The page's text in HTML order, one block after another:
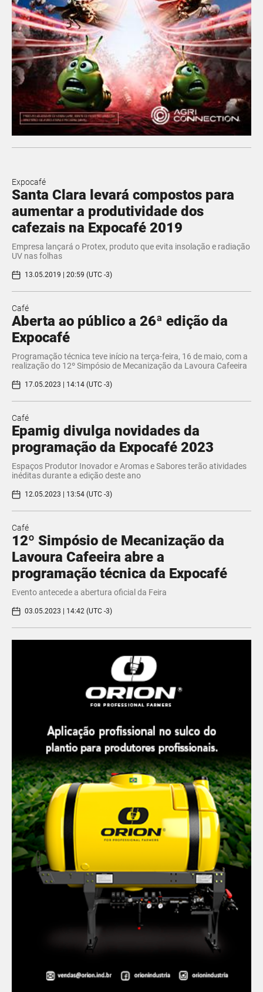
Expocafé
Santa Clara levará compostos para
aumentar a produtividade dos
cafezais na Expocafé 2019
Empresa lançará o Protex, produto que evita insolação e radiação
UV nas folhas
13.05.2019 | 20:59 (UTC -3)
Café
Aberta ao público a 26ª edição da
Expocafé
Programação técnica teve início na terça-feira, 16 de maio, com a
realização do 12º Simpósio de Mecanização da Lavoura Cafeeira
17.05.2023 | 14:14 (UTC -3)
Café
Epamig divulga novidades da
programação da Expocafé 2023
Espaços Produtor Inovador e Aromas e Sabores terão atividades
inéditas durante a edição deste ano
12.05.2023 | 13:54 (UTC -3)
Café
12º Simpósio de Mecanização da
Lavoura Cafeeira abre a
programação técnica da Expocafé
Evento antecede a abertura oficial da Feira
03.05.2023 | 14:42 (UTC -3)